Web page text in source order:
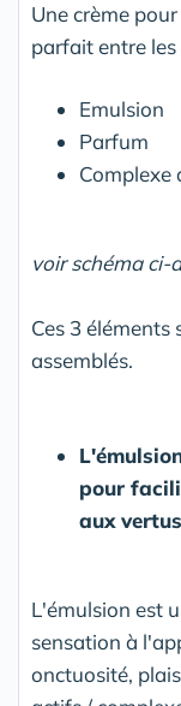
Une crème
parfait entre
Emulsion
Parfum
Complexe
voir schéma ci-
Ces 3
assemblés.
pour
aux
L'émulsion est
sensation à
onctuosité,